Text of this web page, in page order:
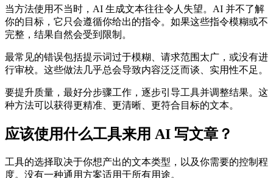
当方法使用不当时，AI 生成文本往往令人失望。AI 并不了解
你的目标，它只会遵循你给出的指令。如果这些指令模糊或不
完整，结果自然会受到限制。
最常见的错误包括提示词过于模糊、请求范围太广，或没有进
行审校。这些做法几乎总会导致内容泛泛而谈、实用性不足。
要提升质量，最好分步骤工作，逐步引导工具并调整结果。这
种方法可以获得更精准、更清晰、更符合目标的文本。
应该使用什么工具来用 AI 写文章？
工具的选择取决于你想产出的文本类型，以及你需要的控制程
度。没有一种通用方案适用于所有用途。